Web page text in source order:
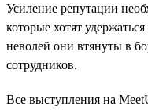
Усиление репутации
которые хотят
неволей они втянуты в
сотрудников.
Все выступления на